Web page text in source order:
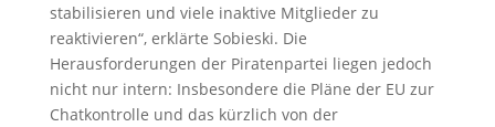
stabilisieren und viele inaktive Mitglieder zu
reaktivieren“, erklärte Sobieski. Die
Herausforderungen der Piratenpartei liegen jedoch
nicht nur intern: Insbesondere die Pläne der EU zur
Chatkontrolle und das kürzlich von der